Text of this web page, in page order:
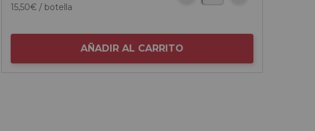
15,50€ / botella
AÑADIR AL CARRITO